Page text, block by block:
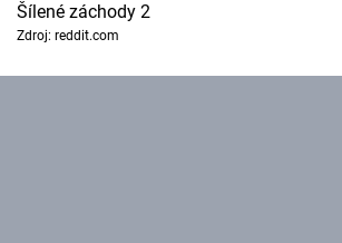
Šílené záchody 2
Zdroj: reddit.com